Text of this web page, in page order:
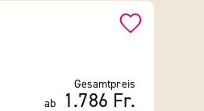
Gesamtpreis
ab
1.786 Fr.